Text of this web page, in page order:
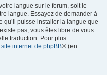
langue sur le forum, soit le
langue. Essayez de demander à
qu’il puisse installer la langue que
pas, vous êtes libre de vous
traduction. Pour plus
site internet de phpBB® (en